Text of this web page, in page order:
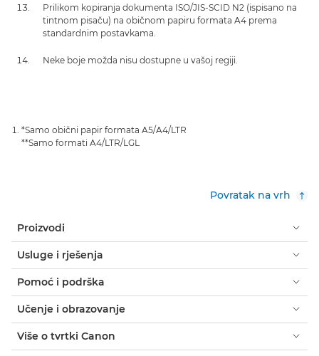
Prilikom kopiranja dokumenta ISO/JIS-SCID N2 (ispisano na
tintnom pisaču) na običnom papiru formata A4 prema
standardnim postavkama.
Neke boje možda nisu dostupne u vašoj regiji.
*Samo obični papir formata A5/A4/LTR
**Samo formati A4/LTR/LGL
Povratak na vrh
Proizvodi
Usluge i rješenja
Pomoć i podrška
Učenje i obrazovanje
Više o tvrtki Canon